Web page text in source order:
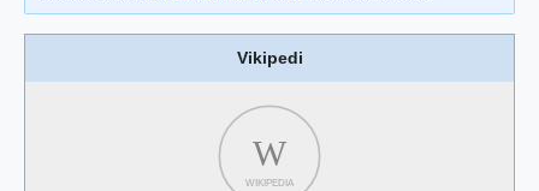
Vikipedi
W
WIKIPEDIA